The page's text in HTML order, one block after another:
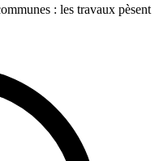
: les travaux pèsent